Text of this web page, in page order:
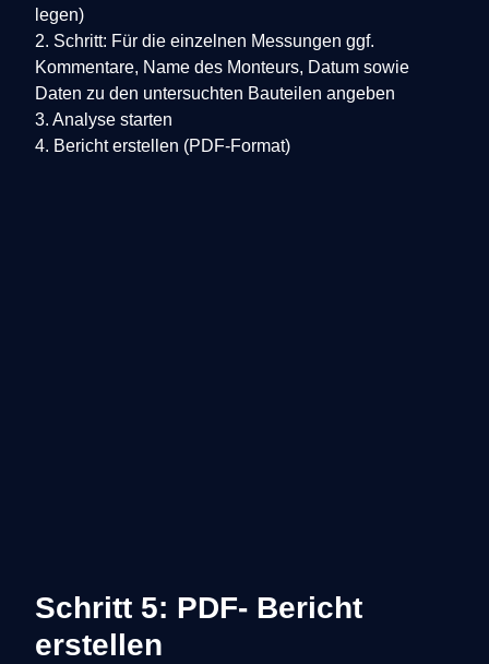
legen)
2. Schritt: Für die einzelnen Messungen ggf.
Kommentare, Name des Monteurs, Datum sowie
Daten zu den untersuchten Bauteilen angeben
3. Analyse starten
4. Bericht erstellen (PDF-Format)
Schritt 5: PDF- Bericht
erstellen